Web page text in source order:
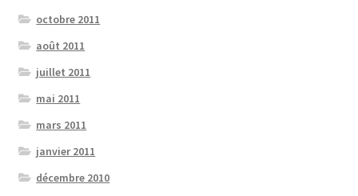
octobre 2011
août 2011
juillet 2011
mai 2011
mars 2011
janvier 2011
décembre 2010